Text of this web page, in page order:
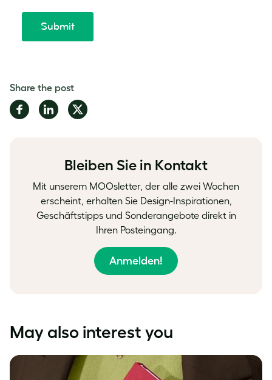
Share the post
Share
on
Share
on
Share
on
Bleiben Sie in Kontakt
Mit unserem MOOsletter, der alle zwei Wochen
erscheint, erhalten Sie Design-Inspirationen,
Geschäftstipps und Sonderangebote direkt in
Ihren Posteingang.
Anmelden!
May also interest you